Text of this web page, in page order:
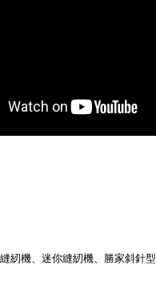
紉機、迷你縫紉機、勝家斜針型